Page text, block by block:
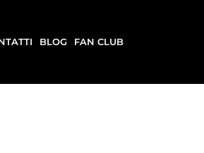
BLOG FAN CLUB